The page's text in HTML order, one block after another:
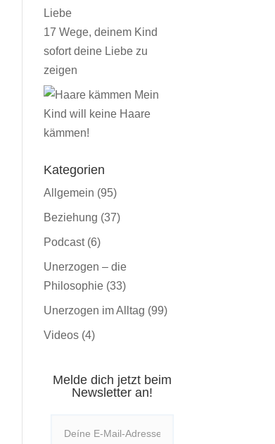
17 Wege, deinem Kind
sofort deine Liebe zu
zeigen
Mein
Kind will keine Haare
kämmen!
Kategorien
Allgemein (95)
Beziehung (37)
Podcast(6)
Unerzogen – die
Philosophie (33)
Unerzogen im Alltag (99)
Videos (4)
Melde dich jetzt beim
Newsletter an!